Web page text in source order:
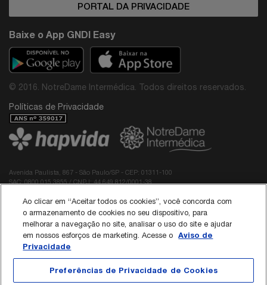
PORTAL DA PRIVACIDADE
Baixe o App GNDI Easy
© 2016. NotreDame Intermédica. Todos direitos reservados.
Políticas de Privacidade
Avenida Paulista, 867 - São Paulo/SP - CEP: 01311-100
SAC: 0800 015 3855 / CNPJ: 44.649.812/0001-38
CRM: 40.137
Responsável Técnico da Interodonto:
Dr Roberto Edilson Meireles Passos Neto - CRO/CE 3789
Dra Paloma Stephania Guilhermina Prado de Sá - CRO/SP 165345
Política de Cookies
Ao clicar em “Aceitar todos os cookies”, você concorda com
o armazenamento de cookies no seu dispositivo, para
melhorar a navegação no site, analisar o uso do site e ajudar
em nossos esforços de marketing. Acesse o
Aviso de
Privacidade
Preferências de Privacidade de Cookies